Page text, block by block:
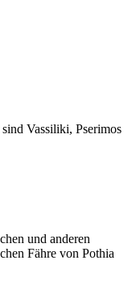
Vassiliki, Pserimos
und anderen
Fähre von Pothia